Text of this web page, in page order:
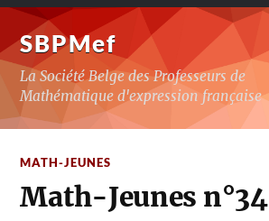
SBPMef
La Société Belge des Professeurs de
Mathématique d'expression française
MATH-JEUNES
Math-Jeunes n°34